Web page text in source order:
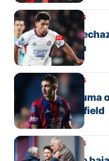
Mercado de pases
La oferta que
club de España
Mercado de pases
San Lorenzo
carrera en Banfield
Mercado de pases